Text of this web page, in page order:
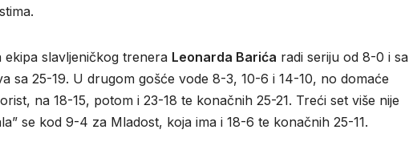
ekipa slavljeničkog trenera Leonarda Barića radi seriju od 8-0 i sa
sa 25-19. U drugom gošće vode 8-3, 10-6 i 14-10, no domaće
na 18-15, potom i 23-18 te konačnih 25-21. Treći set više nije
se kod 9-4 za Mladost, koja ima i 18-6 te konačnih 25-11.